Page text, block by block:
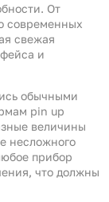
От
современных
свежая
и
обычными
pin up
величины
несложного
прибор
что должны